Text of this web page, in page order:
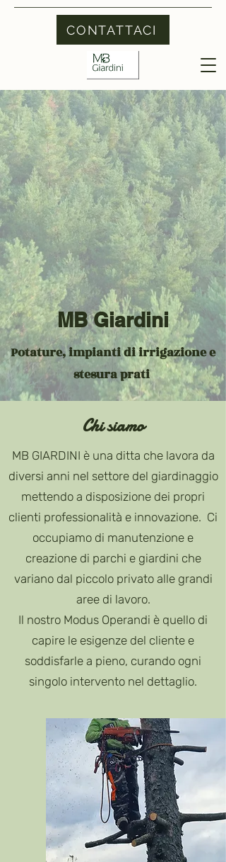
CONTATTACI
MB Giardini
Potature, impianti di irrigazione e
stesura prati
Chi siamo
MB GIARDINI è una ditta che lavora da
diversi anni nel settore del giardinaggio
mettendo a disposizione dei propri
clienti professionalità e innovazione. Ci
occupiamo di manutenzione e
creazione di parchi e giardini che
variano dal piccolo privato alle grandi
aree di lavoro.
Il nostro Modus Operandi è quello di
capire le esigenze del cliente e
soddisfarle a pieno, curando ogni
singolo intervento nel dettaglio.